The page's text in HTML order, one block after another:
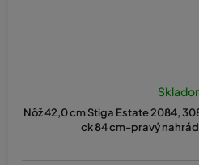
Nôž 42,0 cm Stiga Estate 2084,
ck 84 cm-pravý